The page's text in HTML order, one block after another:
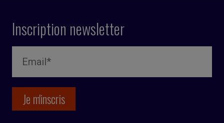
Inscription newsletter